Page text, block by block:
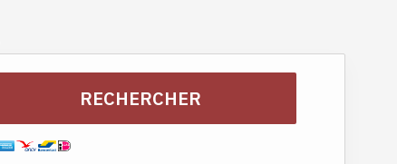
RECHERCHER